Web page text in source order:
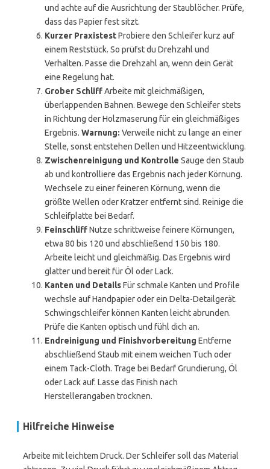
und achte auf die Ausrichtung der Staublöcher. Prüfe,
dass das Papier fest sitzt.
Kurzer PraxistestProbiere den Schleifer kurz auf
einem Reststück. So prüfst du Drehzahl und
Verhalten. Passe die Drehzahl an, wenn dein Gerät
eine Regelung hat.
Grober SchliffArbeite mit gleichmäßigen,
überlappenden Bahnen. Bewege den Schleifer stets
in Richtung der Holzmaserung für ein gleichmäßiges
Ergebnis. Warnung: Verweile nicht zu lange an einer
Stelle, sonst entstehen Dellen und Hitzeentwicklung.
Zwischenreinigung und Kontrolle Sauge den Staub
ab und kontrolliere das Ergebnis nach jeder Körnung.
Wechsele zu einer feineren Körnung, wenn die
größte Wellen oder Kratzer entfernt sind. Reinige die
Schleifplatte bei Bedarf.
FeinschliffNutze schrittweise feinere Körnungen,
etwa 80 bis 120 und abschließend 150 bis 180.
Arbeite leicht und gleichmäßig. Das Ergebnis wird
glatter und bereit für Öl oder Lack.
Kanten und DetailsFür schmale Kanten und Profile
wechsle auf Handpapier oder ein Delta-Detailgerät.
Schwingschleifer können Kanten leicht abrunden.
Prüfe die Kanten optisch und fühl dich an.
Endreinigung und Finishvorbereitung Entferne
abschließend Staub mit einem weichen Tuch oder
einem Tack-Cloth. Trage bei Bedarf Grundierung, Öl
oder Lack auf. Lasse das Finish nach
Herstellerangaben trocknen.
Hilfreiche Hinweise
Arbeite mit leichtem Druck. Der Schleifer soll das Material